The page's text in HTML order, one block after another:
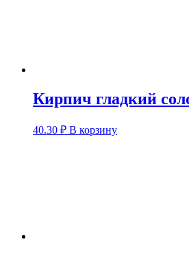
Кирпич гладкий
40.30 ₽ В корзину